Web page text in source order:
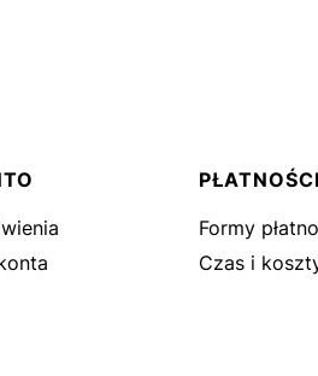
Formy
Czas i